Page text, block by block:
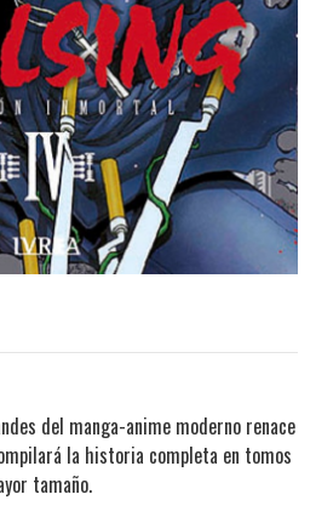
del manga-anime moderno renace
la historia completa en tomos
tamaño.